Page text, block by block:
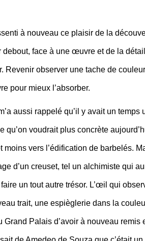
à nouveau ce plaisir de la
face à une œuvre et de la
Revenir observer une tache de
pour mieux l’absorber.
aussi rappelé qu’il y avait un temps
voudrait plus concrète
moins vers l’édification de barbelés.
d’un creuset, tel un alchimiste qui
un tout autre trésor. L’œil qui
trait, une espièglerie dans la
Palais d’avoir à nouveau remis